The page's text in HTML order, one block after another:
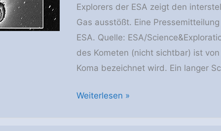
Explorers der ESA zeigt den
Gas ausstößt. Eine
ESA. Quelle: ESA/
des Kometen (nicht sichtbar) ist
Koma bezeichnet wird. Ein langer
Erster
Weiterlesen »